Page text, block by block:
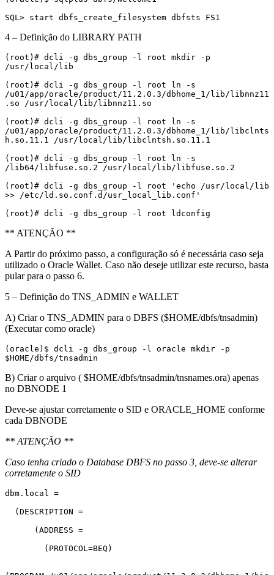
SQL> start dbfs_create_filesystem dbfsts FS1
4 – Definição do LIBRARY PATH
(root)# dcli -g dbs_group -l root mkdir -p
/usr/local/lib
(root)# dcli -g dbs_group -l root ln -s
/u01/app/oracle/product/11.2.0.3/dbhome_1/lib/libnnz11
.so /usr/local/lib/libnnz11.so
(root)# dcli -g dbs_group -l root ln -s
/u01/app/oracle/product/11.2.0.3/dbhome_1/lib/libclnts
h.so.11.1 /usr/local/lib/libclntsh.so.11.1
(root)# dcli -g dbs_group -l root ln -s
/lib64/libfuse.so.2 /usr/local/lib/libfuse.so.2
(root)# dcli -g dbs_group -l root 'echo /usr/local/lib
>> /etc/ld.so.conf.d/usr_local_lib.conf'
(root)# dcli -g dbs_group -l root ldconfig
** ATENÇÃO **
A Partir do próximo passo, a configuração só é necessária caso seja
utilizado o Oracle Wallet. Caso não deseje utilizar este recurso, basta
pular para o passo 6.
5 – Definição do TNS_ADMIN e WALLET
A) Criar o TNS_ADMIN para o DBFS ($HOME/dbfs/tnsadmin)
(Executar como oracle)
(oracle)$ dcli -g dbs_group -l oracle mkdir -p
$HOME/dbfs/tnsadmin
B) Criar o arquivo ( $HOME/dbfs/tnsadmin/tnsnames.ora) apenas
no DBNODE 1
Deve-se ajustar corretamente o SID e ORACLE_HOME conforme
cada DBNODE
** ATENÇÃO **
Caso tenha criado o Database DBFS no passo 3, deve-se alterar
corretamente o SID
dbm.local =
(DESCRIPTION =
(ADDRESS =
(PROTOCOL=BEQ)